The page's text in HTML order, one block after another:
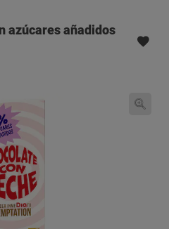
azúcares añadidos